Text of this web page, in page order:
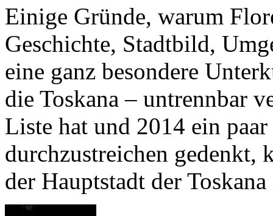
Einige Gründe, warum
Geschichte, Stadtbild,
eine ganz besondere
die Toskana – untrennbar
Liste hat und 2014 ein
durchzustreichen gedenkt,
der Hauptstadt der